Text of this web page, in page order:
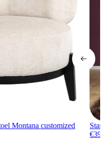
Montana customized
€